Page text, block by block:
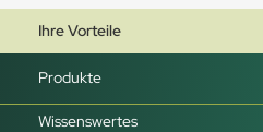
Ihre Vorteile
Produkte
Wissenswertes